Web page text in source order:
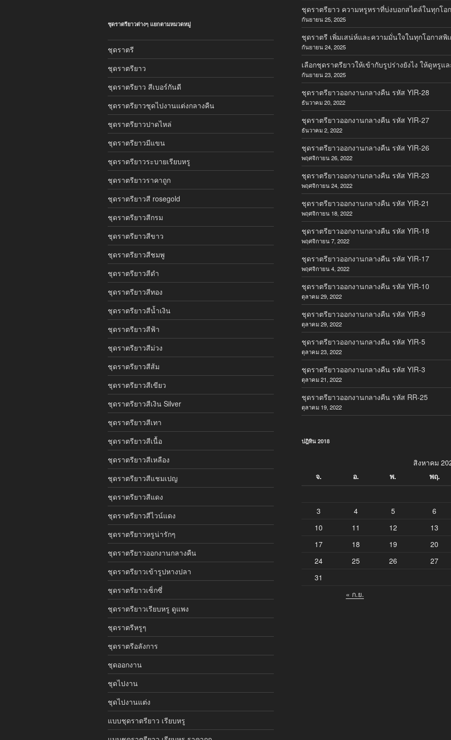
ชุดราตรียาวต่างๆ แยกตามหมวดหมู่
ชุดราตรี
ชุดราตรียาว
ชุดราตรียาว สีเบอร์กันดี
ชุดราตรียาวชุดไปงานแต่งกลางคืน
ชุดราตรียาวปาดไหล่
ชุดราตรียาวมีแขน
ชุดราตรียาวระบายเรียบหรู
ชุดราตรียาวราคาถูก
ชุดราตรียาวสี rosegold
ชุดราตรียาวสีกรม
ชุดราตรียาวสีขาว
ชุดราตรียาวสีชมพู
ชุดราตรียาวสีดำ
ชุดราตรียาวสีทอง
ชุดราตรียาวสีน้ำเงิน
ชุดราตรียาวสีฟ้า
ชุดราตรียาวสีม่วง
ชุดราตรียาวสีส้ม
ชุดราตรียาวสีเขียว
ชุดราตรียาวสีเงิน Silver
ชุดราตรียาวสีเทา
ชุดราตรียาวสีเนื้อ
ชุดราตรียาวสีเหลือง
ชุดราตรียาวสีแชมเปญ
ชุดราตรียาวสีแดง
ชุดราตรียาวสีไวน์แดง
ชุดราตรียาวหรูน่ารักๆ
ชุดราตรียาวออกงานกลางคืน
ชุดราตรียาวเข้ารูปหางปลา
ชุดราตรียาวเซ็กซี่
ชุดราตรียาวเรียบหรู ดูแพง
ชุดราตรีหรูๆ
ชุดราตรีอลังการ
ชุดออกงาน
ชุดไปงาน
ชุดไปงานแต่ง
แบบชุดราตรียาว เรียบหรู
ชุดราตรียาว ความหรูหราที่บ่งบอกสไตล์ในทุกโอ
กันยายน 25, 2025
ชุดราตรี เพิ่มเสน่ห์และความมั่นใจในทุกโอกาสพิ
กันยายน 24, 2025
เลือกชุดราตรียาวให้เข้ากับรูปร่างยังไง ให้ดูหรูแ
กันยายน 23, 2025
ชุดราตรียาวออกงานกลางคืน รหัส YIR-28
ธันวาคม 20, 2022
ชุดราตรียาวออกงานกลางคืน รหัส YIR-27
ธันวาคม 2, 2022
ชุดราตรียาวออกงานกลางคืน รหัส YIR-26
พฤศจิกายน 26, 2022
ชุดราตรียาวออกงานกลางคืน รหัส YIR-23
พฤศจิกายน 24, 2022
ชุดราตรียาวออกงานกลางคืน รหัส YIR-21
พฤศจิกายน 18, 2022
ชุดราตรียาวออกงานกลางคืน รหัส YIR-18
พฤศจิกายน 7, 2022
ชุดราตรียาวออกงานกลางคืน รหัส YIR-17
พฤศจิกายน 4, 2022
ชุดราตรียาวออกงานกลางคืน รหัส YIR-10
ตุลาคม 29, 2022
ชุดราตรียาวออกงานกลางคืน รหัส YIR-9
ตุลาคม 29, 2022
ชุดราตรียาวออกงานกลางคืน รหัส YIR-5
ตุลาคม 23, 2022
ชุดราตรียาวออกงานกลางคืน รหัส YIR-3
ตุลาคม 21, 2022
ชุดราตรียาวออกงานกลางคืน รหัส RR-25
ตุลาคม 19, 2022
ปฎิทิน 2018
สิงหาคม
จ.
อ. พ. พฤ.
3
4 5 6
10
11 12 13
17
18 19 20
24
25 26 27
31
« ก.ย.